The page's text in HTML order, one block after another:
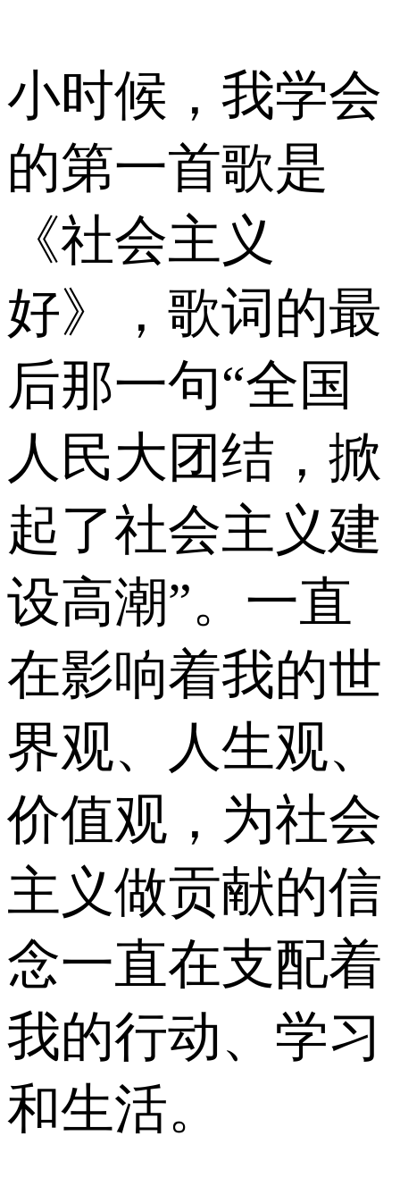
小时候，我学会
的第一首歌是
《社会主义
好》，歌词的最
后那一句“全国
人民大团结，掀
起了社会主义建
设高潮”。一直
在影响着我的世
界观、人生观、
价值观，为社会
主义做贡献的信
念一直在支配着
我的行动、学习
和生活。